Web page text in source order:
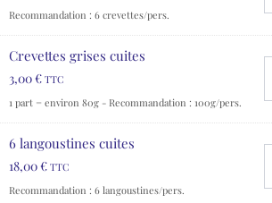
Recommandation : 6 crevettes/pers.
Crevettes grises cuites
3,00€ TTC
1 part = environ 80g - Recommandation : 100g/pers.
6 langoustines cuites
18,00€ TTC
Recommandation : 6 langoustines/pers.